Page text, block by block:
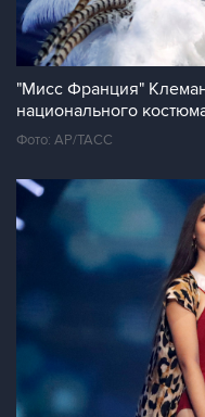
"Мисс Франция"
национального
Фото: АР/ТАСС